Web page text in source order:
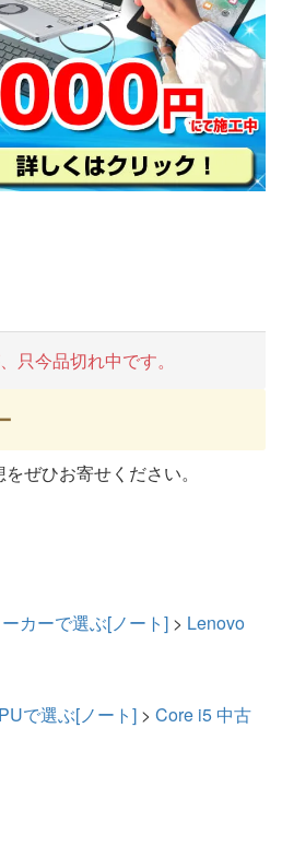
只今品切れ中です。
ぜひお寄せください。
カーで選ぶ[ノート] > Lenovo
で選ぶ[ノート] > Core i5 中古